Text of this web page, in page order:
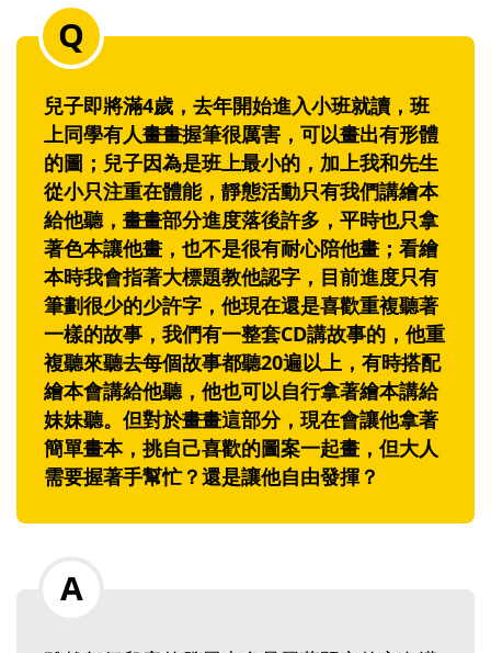
兒子即將滿4歲，去年開始進入小班就讀，班
上同學有人畫畫握筆很厲害，可以畫出有形體
的圖；兒子因為是班上最小的，加上我和先生
從小只注重在體能，靜態活動只有我們講繪本
給他聽，畫畫部分進度落後許多，平時也只拿
著色本讓他畫，也不是很有耐心陪他畫；看繪
本時我會指著大標題教他認字，目前進度只有
筆劃很少的少許字，他現在還是喜歡重複聽著
一樣的故事，我們有一整套CD講故事的，他重
複聽來聽去每個故事都聽20遍以上，有時搭配
繪本會講給他聽，他也可以自行拿著繪本講給
妹妹聽。但對於畫畫這部分，現在會讓他拿著
簡單畫本，挑自己喜歡的圖案一起畫，但大人
需要握著手幫忙？還是讓他自由發揮？